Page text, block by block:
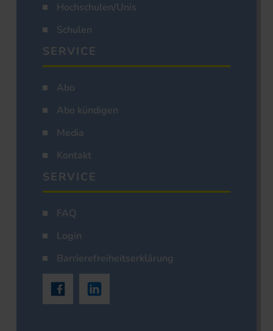
Hochschulen/Unis
Schulen
SERVICE
Abo
Abo kündigen
Media
Kontakt
SERVICE
FAQ
Login
Barrierefreiheitserklärung